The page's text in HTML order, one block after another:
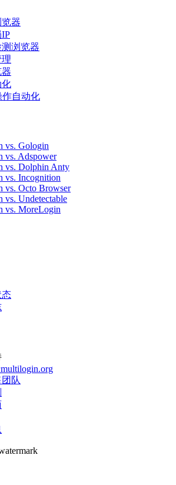
器
浏览器
化
自动化
vs. Gologin
vs. Adspower
vs. Dolphin Anty
vs. Incognition
vs. Octo Browser
vs. Undetectable
vs. MoreLogin
态
队